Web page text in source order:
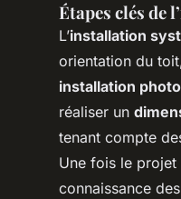
Étapes clés de
L’installation
orientation du
installation
réaliser un
tenant compte
Une fois le projet
connaissance des